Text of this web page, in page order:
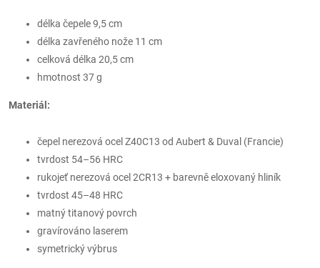
délka čepele 9,5 cm
délka zavřeného nože 11 cm
celková délka 20,5 cm
hmotnost 37 g
Materiál:
čepel nerezová ocel Z40C13 od Aubert & Duval (Francie)
tvrdost 54–56 HRC
rukojeť nerezová ocel 2CR13 + barevně eloxovaný hliník
tvrdost 45–48 HRC
matný titanový povrch
gravírováno laserem
symetrický výbrus